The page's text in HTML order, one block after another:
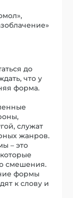
до
что у
форма.
служат
жанров.
– это
смешения.
формы
к слову и